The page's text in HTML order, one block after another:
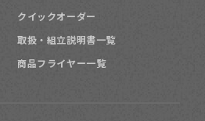
クイックオーダー
取扱・組立説明書一覧
商品フライヤー一覧